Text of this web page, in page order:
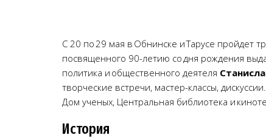
С 20 по 29 мая в Обнинске и Тарусе пройдет
посвященного 90-летию со дня рождения
политика и общественного деятеля
творческие встречи, мастер-классы,
Дом ученых, Центральная библиотека и
История